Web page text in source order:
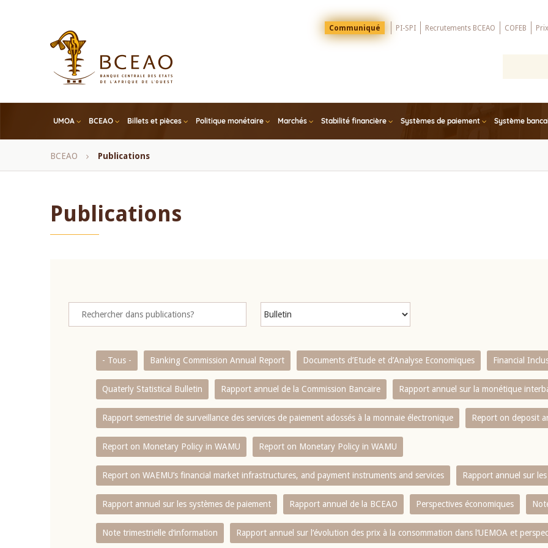
Menu
Top
Communiqué PI-SPI Recrutements BCEAO COFEB
UMOA BCEAO Billets et pièces Politique monétaire Marchés Stabilité financière Systèmes de paiement Système
Fil
BCEAO Publications
Publications
- Tous - Banking Commission Annual Report Documents d’Etude et d’Analyse Economiques Financial
Quaterly Statistical Bulletin Rapport annuel de la Commission Bancaire Rapport annuel sur la monétique
Rapport semestriel de surveillance des services de paiement adossés à la monnaie électronique Report on deposit
Report on Monetary Policy in WAMU Report on Monetary Policy in WAMU
Report on WAEMU’s financial market infrastructures, and payment instruments and services Rapport annuel sur
Rapport annuel sur les systèmes de paiement Rapport annuel de la BCEAO Perspectives économiques
Note trimestrielle d‘information Rapport annuel sur l‘évolution des prix à la consommation dans l‘UEMOA et